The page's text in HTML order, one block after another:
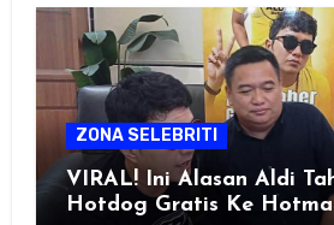
ZONA SELEBRITI
VIRAL! Ini Alasan Aldi
Hotdog Gratis Ke